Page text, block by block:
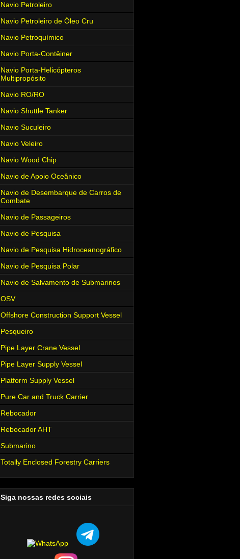
Navio Petroleiro
Navio Petroleiro de Óleo Cru
Navio Petroquímico
Navio Porta-Contêiner
Navio Porta-Helicópteros
Multipropósito
Navio RO/RO
Navio Shuttle Tanker
Navio Suculeiro
Navio Veleiro
Navio Wood Chip
Navio de Apoio Oceânico
Navio de Desembarque de Carros de
Combate
Navio de Passageiros
Navio de Pesquisa
Navio de Pesquisa Hidroceanográfico
Navio de Pesquisa Polar
Navio de Salvamento de Submarinos
OSV
Offshore Construction Support Vessel
Pesqueiro
Pipe Layer Crane Vessel
Pipe Layer Supply Vessel
Platform Supply Vessel
Pure Car and Truck Carrier
Rebocador
Rebocador AHT
Submarino
Totally Enclosed Forestry Carriers
Siga nossas redes sociais